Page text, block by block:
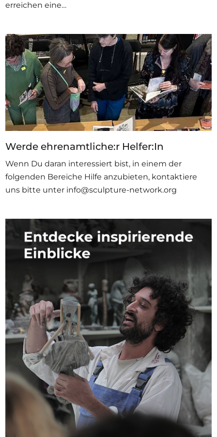
erreichen eine…
Werde ehrenamtliche:r Helfer:In
Wenn Du daran interessiert bist, in einem der
folgenden Bereiche Hilfe anzubieten, kontaktiere
uns bitte unter info@sculpture-network.org